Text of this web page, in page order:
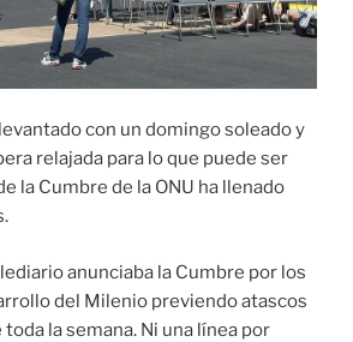
con un domingo soleado y
relajada para lo que puede ser
la Cumbre de la ONU ha llenado
anunciaba la Cumbre por los
del Milenio previendo atascos
la semana. Ni una línea por